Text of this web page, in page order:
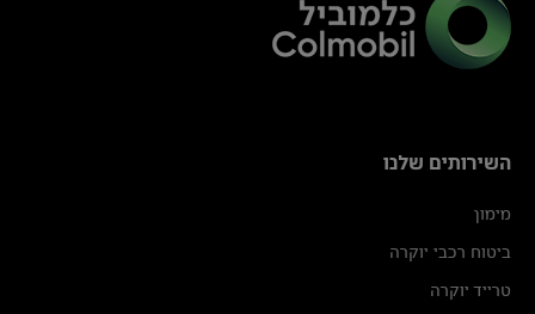
השירותים שלנו
מימון
ביטוח רכבי יוקרה
טרייד יוקרה